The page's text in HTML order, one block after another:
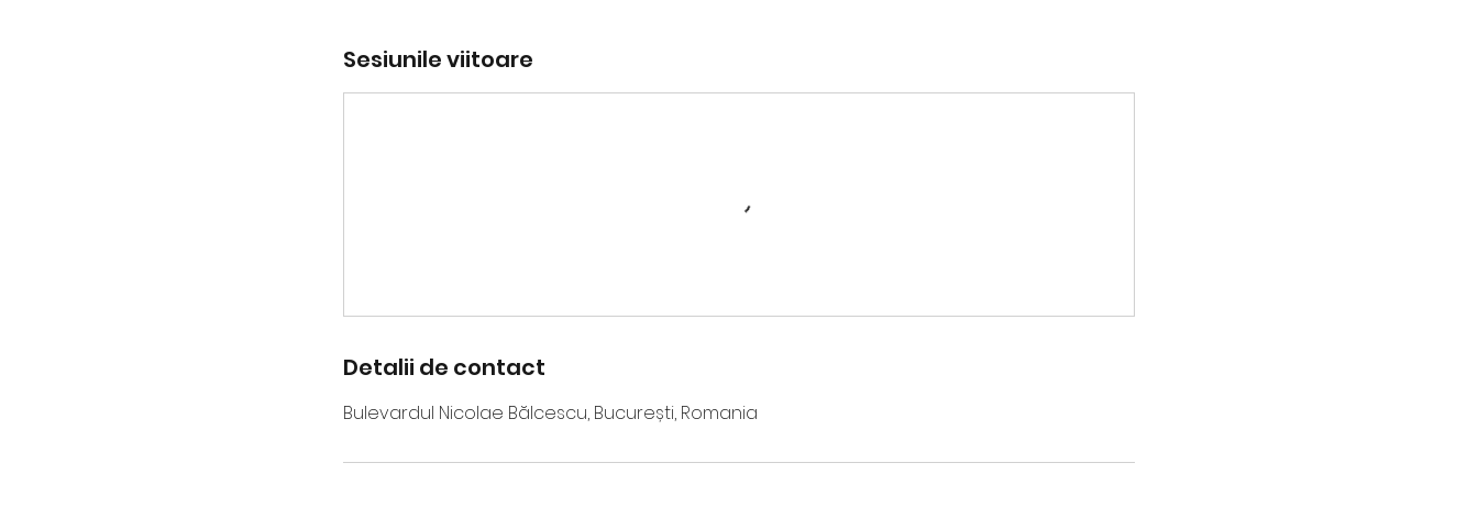
Sesiunile viitoare
Detalii de contact
Bulevardul Nicolae Bălcescu, București, Romania